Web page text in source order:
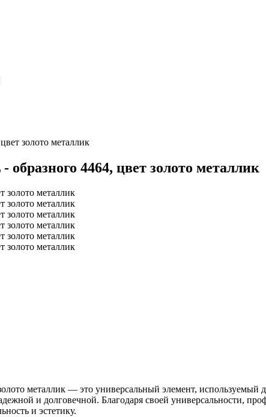
золото металлик
4464, цвет золото металлик
металлик — это универсальный элемент, используемый
и долговечной. Благодаря своей универсальности,
и эстетику.